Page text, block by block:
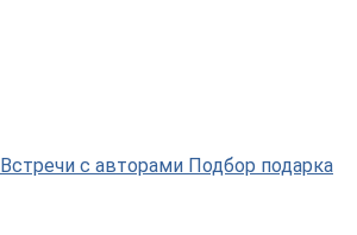
Встречи с авторами Подбор подарка